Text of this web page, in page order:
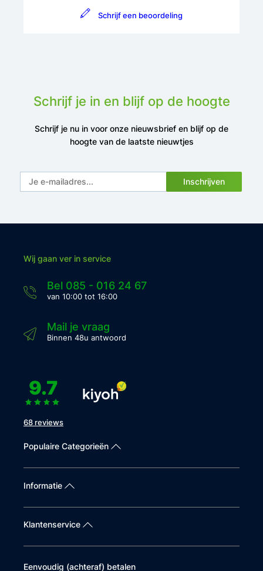
Schrijf een beoordeling
Schrijf je in en blijf op de hoogte
Schrijf je nu in voor onze nieuwsbrief en blijf op de
hoogte van de laatste nieuwtjes
Inschrijven
Wij gaan ver in service
Bel 085 - 016 24 67
van 10:00 tot 16:00
Mail je vraag
Binnen 48u antwoord
9.7
68 reviews
Populaire Categorieën
Informatie
Klantenservice
Eenvoudig (achteraf) betalen